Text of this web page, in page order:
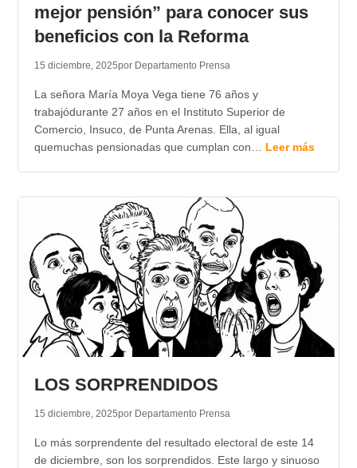
mejor pensión” para conocer sus
beneficios con la Reforma
15 diciembre, 2025por Departamento Prensa
La señora María Moya Vega tiene 76 años y
trabajódurante 27 años en el Instituto Superior de
Comercio, Insuco, de Punta Arenas. Ella, al igual
quemuchas pensionadas que cumplan con… Leer más
LOS SORPRENDIDOS
15 diciembre, 2025por Departamento Prensa
Lo más sorprendente del resultado electoral de este 14
de diciembre, son los sorprendidos. Este largo y sinuoso